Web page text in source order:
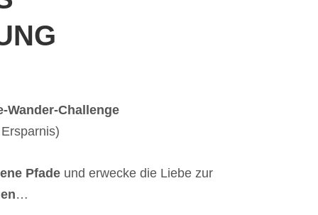
Wander-Challenge
Pfadeund erwecke die Liebe zur
…